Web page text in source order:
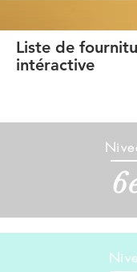
Liste de
intéractive